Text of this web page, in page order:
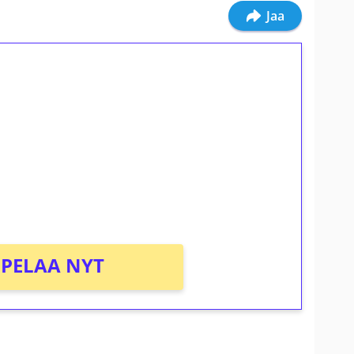
Jaa
PELAA NYT